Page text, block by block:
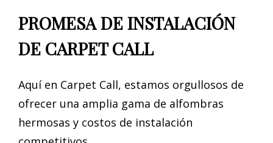
PROMESA DE INSTALACIÓN
DE CARPET CALL
Aquí en Carpet Call, estamos orgullosos de
ofrecer una amplia gama de alfombras
hermosas y costos de instalación